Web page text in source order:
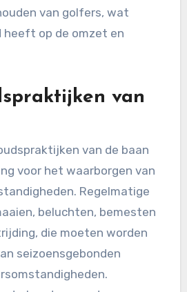
van golfers, wat
heeft op de omzet en
van
van de baan
voor het waarborgen van
Regelmatige
beluchten, bemesten
die moeten worden
seizoensgebonden